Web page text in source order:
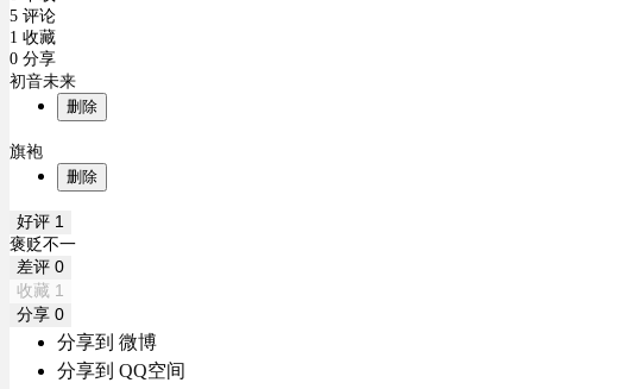
5 评论
1 收藏
0 分享
初音未来
删除
旗袍
删除
好评 1
褒贬不一
差评 0
收藏 1
分享 0
分享到 微博
分享到 QQ空间